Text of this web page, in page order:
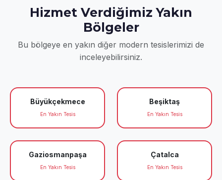
Hizmet Verdiğimiz Yakın
Bölgeler
Bu bölgeye en yakın diğer modern tesislerimizi de
inceleyebilirsiniz.
Büyükçekmece
En Yakın Tesis
Beşiktaş
En Yakın Tesis
Gaziosmanpaşa
En Yakın Tesis
Çatalca
En Yakın Tesis